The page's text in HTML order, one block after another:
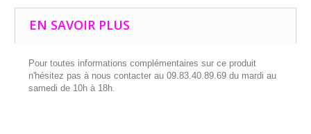
EN SAVOIR PLUS
Pour toutes informations complémentaires sur ce produit
n'hésitez pas à nous contacter au 09.83.40.89.69 du mardi au
samedi de 10h à 18h.